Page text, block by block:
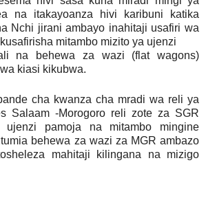
na itakayoanza hivi karibuni katika
Nchi jirani ambayo inahitaji usafiri wa
mitambo mizito ya ujenzi
na behewa za wazi (flat wagons)
kiasi kikubwa.
cha kwanza cha mradi wa reli ya
Salaam -Morogoro reli zote za SGR
ujenzi pamoja na mitambo mingine
behewa za wazi za MGR ambazo
mahitaji kilingana na mizigo